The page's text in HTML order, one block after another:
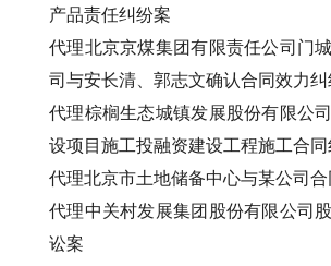
产品责任纠纷案
代理北京京煤集团有限责任公司门
司与安长清、郭志文确认合同效力纠
代理棕榈生态城镇发展股份有限公
设项目施工投融资建设工程施工合同
代理北京市土地储备中心与某公司
代理中关村发展集团股份有限公司
讼案